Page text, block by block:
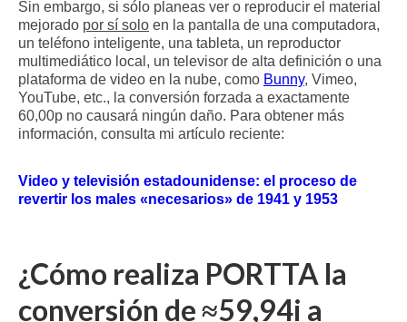
Sin embargo, si sólo planeas ver o reproducir el material
mejorado por sí solo en la pantalla de una computadora,
un teléfono inteligente, una tableta, un reproductor
multimediático local, un televisor de alta definición o una
plataforma de video en la nube, como Bunny, Vimeo,
YouTube, etc., la conversión forzada a exactamente
60,00p no causará ningún daño. Para obtener más
información, consulta mi artículo reciente:
Video y televisión estadounidense: el proceso de
revertir los males «necesarios» de 1941 y 1953
¿Cómo realiza PORTTA la
conversión de ≈59,94i a